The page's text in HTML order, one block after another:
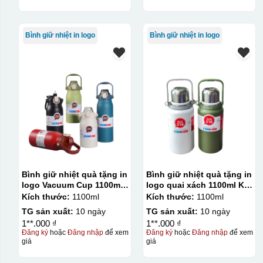
Bình giữ nhiệt in logo
Bình giữ nhiệt quà tặng in
logo Vacuum Cup 1100ml
KQ-BGN94
Kích thước: 1100ml
TG sản xuất: 10 ngày
1**.000 ₫
Đăng kýhoặc Đăng nhậpđể xem
giá
Bình giữ nhiệt in logo
Bình giữ nhiệt quà tặng in
logo quai xách 1100ml KQ-
BGN93
Kích thước: 1100ml
TG sản xuất: 10 ngày
1**.000 ₫
Đăng ký hoặcĐăng nhập để xem
giá